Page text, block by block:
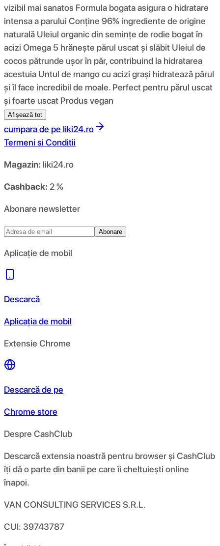
vizibil mai sanatos Formula bogata asigura o hidratare
intensa a parului Conține 96% ingrediente de origine
naturală Uleiul organic din semințe de rodie bogat în
acizi Omega 5 hrănește părul uscat și slăbit Uleiul de
cocos pătrunde ușor în păr, contribuind la hidratarea
acestuia Untul de mango cu acizi grași hidratează părul
și îl face incredibil de moale. Perfect pentru părul uscat
și foarte uscat Produs vegan
Afișează tot
cumpara de pe liki24.ro
Termeni si Conditii
Magazin: liki24.ro
Cashback: 2 %
Abonare newsletter
Abonare
Aplicație de mobil
Descarcă
Aplicația de mobil
Extensie Chrome
Descarcă de pe
Chrome store
Despre CashClub
Descarcă extensia noastră pentru browser și CashClub
îți dă o parte din banii pe care îi cheltuiești online
înapoi.
VAN CONSULTING SERVICES S.R.L.
CUI: 39743787